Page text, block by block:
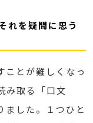
れを疑問に思う
ことが難しくなっ
み取る「口文
ました。１つひと